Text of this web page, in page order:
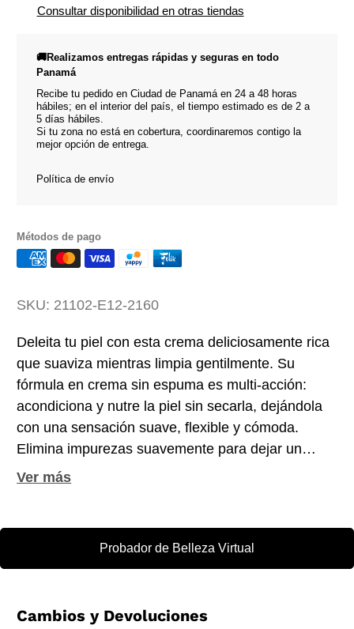
Consultar disponibilidad en otras tiendas
🚚Realizamos entregas rápidas y seguras en todo
Panamá
Recibe tu pedido en Ciudad de Panamá en 24 a 48 horas
hábiles; en el interior del país, el tiempo estimado es de 2 a
5 días hábiles.
Si tu zona no está en cobertura, coordinaremos contigo la
mejor opción de entrega.
Política de envío
Métodos de pago
SKU: 21102-E12-2160
Deleita tu piel con esta crema deliciosamente rica
que suaviza mientras limpia gentilmente. Su
fórmula en crema sin espuma es multi-acción:
acondiciona y nutre la piel sin secarla, dejándola
con una sensación suave, flexible y cómoda.
Elimina impurezas suavemente para dejar un
aspecto saludable, fresco y luminoso. Se puede
semana. Nuestra tecnología de limpieza
y minerales, con nuestra experiencia comprobada
Probador de Belleza Virtual
Cambios y Devoluciones